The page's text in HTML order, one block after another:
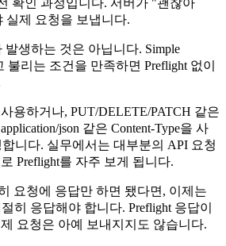
확인 과정입니다. 서버가 "괜찮아
실제 요청을 보냅니다.
발생하는 것은 아닙니다. Simple
불리는 조건을 만족하면 Preflight 없이
용하거나, PUT/DELETE/PATCH 같은
json 같은 Content-Type을 사
니다. 실무에서는 대부분의 API 요청
Preflight를 자주 보게 됩니다.
요청에 응답만 하면 됐다면, 이제는
히 응답해야 합니다. Preflight 응답이
요청은 아예 보내지지도 않습니다.